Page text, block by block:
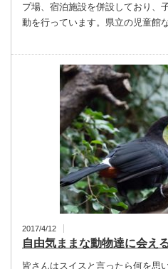
プ場、宿泊施設を併設しており、
動を行っています。県立の児童館
2017/4/12
自由気ままな動物達に会え
皆さんはスイスと言ったら何を思